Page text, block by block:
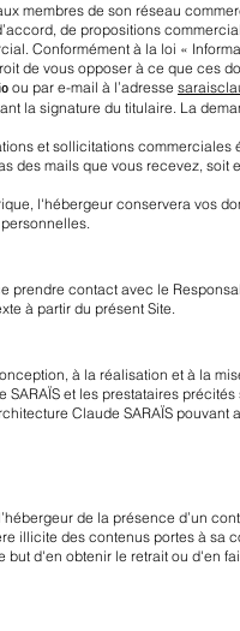
membres de son réseau
de propositions
Conformément à la loi «
de vous opposer à ce que ces
ou par e-mail à l’adresse
la signature du titulaire. La
et sollicitations commerciales
des mails que vous recevez, soit
l'hébergeur conservera vos
prendre contact avec le
à partir du présent Site.
à la réalisation et à la
et les prestataires
Claude SARAÏS pouvant
de la présence d’un
illicite des contenus portes à sa
d'en obtenir le retrait ou d'en